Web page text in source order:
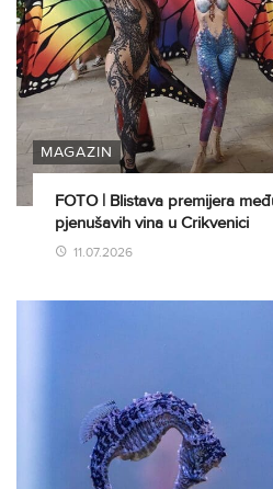
MAGAZIN
FOTO | Blistava premijera
pjenušavih vina u Crikvenici
11.07.2026